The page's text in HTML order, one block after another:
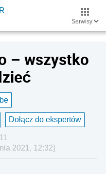
Serwisy
– wszystko
Dołącz do ekspertów
2021, 12:32]